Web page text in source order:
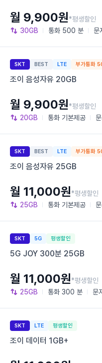
30GB 통화 500 분 문
월 9,900원*평생할인
SKT BEST LTE 부가통화
조이 음성자유 20GB
20GB 통화 기본제공
월 9,900원*평생할인
SKT BEST LTE 부가통화
조이 음성자유 25GB
25GB 통화 기본제공
월 11,000원*평생할인
SKT 5G 평생할인
5G JOY 300분 25GB
25GB 통화 300 분 문
월 11,000원*평생할인
SKT LTE 평생할인
조이 데이터 1GB+